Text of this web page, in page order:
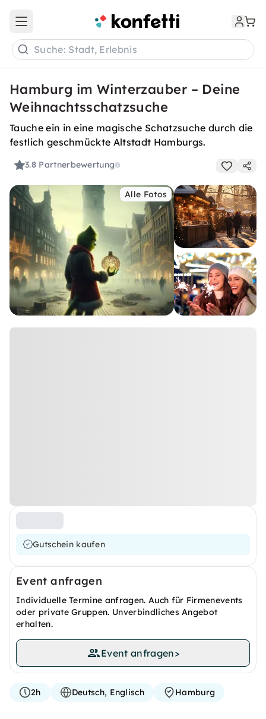
Open main menu
Suche: Stadt, Erlebnis
Hamburg im Winterzauber – Deine
Weihnachtsschatzsuche
Tauche ein in eine magische Schatzsuche durch die
festlich geschmückte Altstadt Hamburgs.
3.8 Partnerbewertung
Alle Fotos
Gutschein kaufen
Event anfragen
Individuelle Termine anfragen. Auch für Firmenevents
oder private Gruppen. Unverbindliches Angebot
erhalten.
Event anfragen>
2h Deutsch, Englisch Hamburg